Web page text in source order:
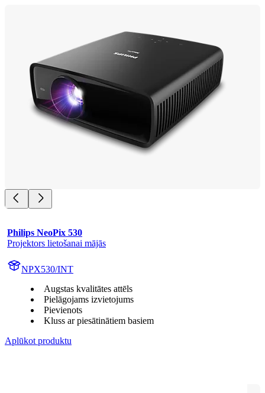
Philips NeoPix 530
Projektors lietošanai mājās
NPX530/INT
Augstas kvalitātes attēls
Pielāgojams izvietojums
Pievienots
Kluss ar piesātinātiem basiem
Aplūkot produktu